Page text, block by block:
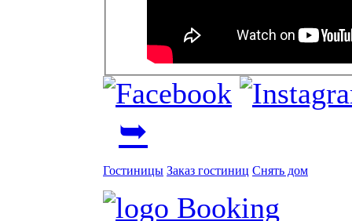
➥
Гостиницы Заказ гостиниц Снять дом